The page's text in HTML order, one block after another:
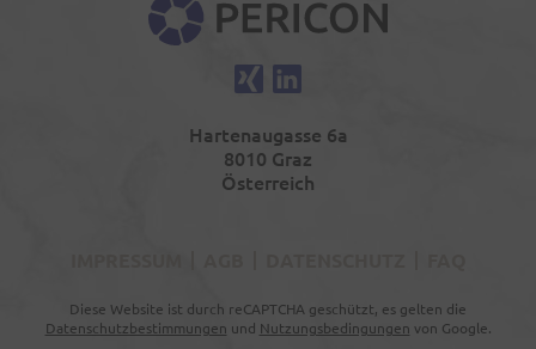
Xing
LinkedIn
Hartenaugasse 6a
8010 Graz
Österreich
Diese Website ist durch reCAPTCHA geschützt, es gelten die
Datenschutzbestimmungen und Nutzungsbedingungen von Google.